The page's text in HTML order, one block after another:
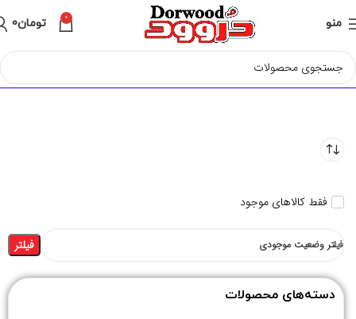
منو 0 تومان0
فقط کالاهای موجود
فیلتر وضعیت موجودی فیلتر
دسته‌های محصولات